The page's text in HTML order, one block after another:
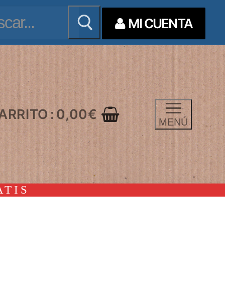
MI CUENTA
: 0,00€ MENÚ